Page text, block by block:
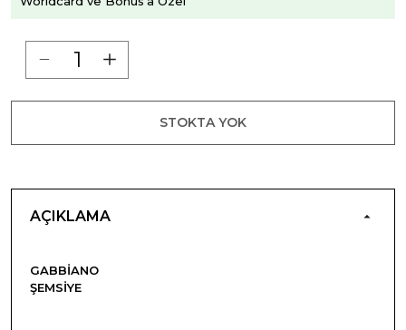
STOKTA YOK
AÇIKLAMA
GABBIANO
ŞEMSIYE